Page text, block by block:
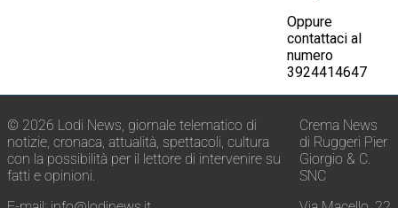
Oppure
contattaci al
numero
3924414647
© 2026 Lodi News, giornale telematico di
notizie, cronaca, attualità, spettacoli, cultura
con la possibilità per il lettore di intervenire su
fatti e opinioni.
Crema News
di Ruggeri Pier
Giorgio & C.
SNC